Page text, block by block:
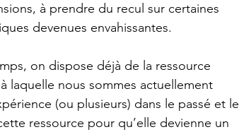
à prendre du recul sur certaines
devenues envahissantes.
on dispose déjà de la ressource
laquelle nous sommes actuellement
(ou plusieurs) dans le passé et le
ressource pour qu’elle devienne un